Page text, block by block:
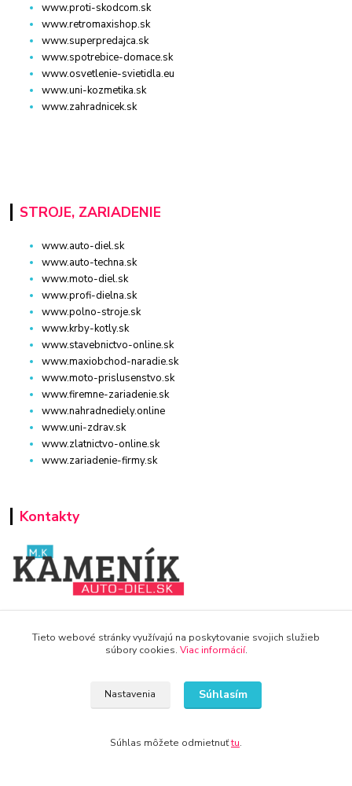
www.proti-skodcom.sk
www.retromaxishop.sk
www.superpredajca.sk
www.spotrebice-domace.sk
www.osvetlenie-svietidla.eu
www.uni-kozmetika.sk
www.zahradnicek.sk
STROJE, ZARIADENIE
www.auto-diel.sk
www.auto-techna.sk
www.moto-diel.sk
www.profi-dielna.sk
www.polno-stroje.sk
www.krby-kotly.sk
www.stavebnictvo-online.sk
www.maxiobchod-naradie.sk
www.moto-prislusenstvo.sk
www.firemne-zariadenie.sk
www.nahradnediely.online
www.uni-zdrav.sk
www.zlatnictvo-online.sk
www.zariadenie-firmy.sk
Kontakty
WWW.AUTO-DIEL.SK
+421 940 949 000
info@kamenik.sk
Tieto webové stránky využívajú na poskytovanie svojich služieb
súbory cookies. Viac informácií.
Nastavenia Súhlasím
Súhlas môžete odmietnuťtu.